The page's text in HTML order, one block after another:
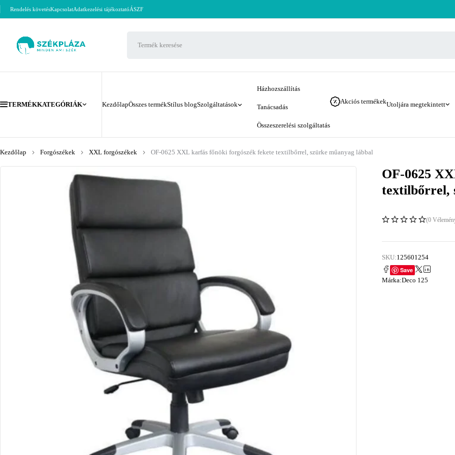
Rendelés követésKapcsolatAdatkezelési tájékoztatóÁSZF
TERMÉKKATEGÓRIÁK KezdőlapÖsszes termékStílus blogSzolgáltatások
Házhozszállítás
Tanácsadás
Összeszerelési szolgáltatás
Akciós termékekUtoljára megtekintett
Kezdőlap Forgószékek XXL forgószékek OF-0625 XXL karfás főnöki forgószék fekete textilbőrrel, szürke műanyag lábbal
OF-0625
textilbőrrel,
(0
SKU:125601254
Save
Márka:Deco 125